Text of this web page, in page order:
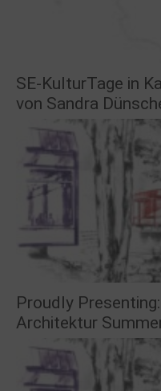
SE-KulturTage in
von Sandra
Proudly
Architektur